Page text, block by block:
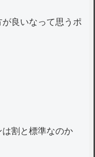
良いなって思うポ
割と標準なのか